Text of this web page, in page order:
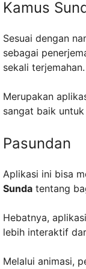
Kamus
Sesuai dengan
sebagai
sekali terjemahan.
Merupakan
sangat baik
Pasundan
Aplikasi ini bisa
Sunda tentang
Hebatnya,
lebih interaktif
Melalui animasi,